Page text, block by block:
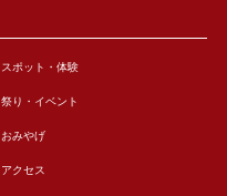
スポット・体験
祭り・イベント
おみやげ
アクセス